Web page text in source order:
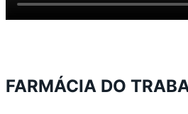
FARMÁCIA DO